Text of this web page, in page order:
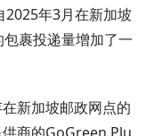
年3月在新加坡
裹投递量增加了一
新加坡邮政网点的
商的GoGreen Plu